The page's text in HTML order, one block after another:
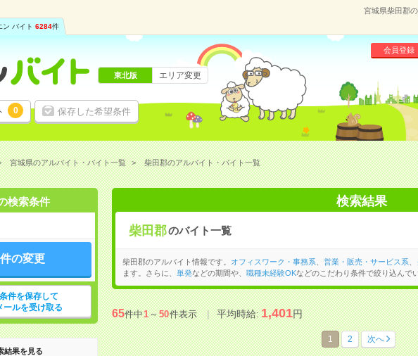
宮城県柴田郡
ン バイト 6284件
0 保存した希望条件
会員登録
東北版 エリア変更
宮城県のアルバイト・バイト一覧 柴田郡のアルバイト・バイト一覧
検索条件
の変更
条件を保存して
ールを受け取る
結果を見る
検索結果
柴田郡のバイト一覧
柴田郡のアルバイト情報です。 オフィスワーク・事務系 営業・販売・サービス系
ます。さらに、
単発などの期間や、 職種未経験OKなどのこだわり条件で絞り込んで
65件中1～50件表示 平均時給:1,401円
1 2 次へ